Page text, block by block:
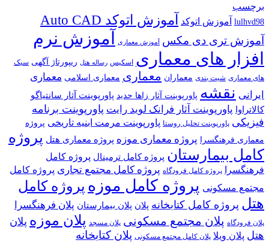
برچسب
lulhvd98 آموزش اتوکد آموزش اتوکد Auto CAD
آموزش تری دی مکس آموزش معماری
آموزش نرم
افزار های معماری اسکیس رساله هتل ریپورتاژ آگهی سبک
های معماری شیت بندی معماران معماری معماری اسلامی معماری
ایرانی نقشه پاورپوینت آثار زاها حدید پاورپوینت آثار سانتیاگو
کالاتراوا پاورپوینت آثار فرانک لوید رایت پاورپوینت برنامه
فیزیکی پاورپوینت تحلیل روستا پاورپوینت مرمت ابنیه تاریخی پروژه
معماری فرهنگسرا پروژه معماری موزه پروژه معماری هتل پروژه
کامل بیمارستان پروژه کامل ترمینال پروژه کامل
فرهنگسرا
پروژه کامل فرودگاه پروژه کامل مجتمع تجاری پروژه کامل
مجتمع مسکونی پروژه کامل موزه پروژه کامل
هتل پروژه کامل کتابخانه پلان پلان بیمارستان پلان فرهنگسرا
پلان فرودگاه پلان مجتمع مسکونی پلان مسجد پلان موزه پلان
هتل پلان ویلا پلان کامل مجتمع مسکونی پلان کتابخانه